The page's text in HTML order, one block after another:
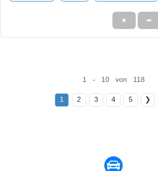
★ ➦
1 - 10 von 118
1 2 3 4 5 ❯